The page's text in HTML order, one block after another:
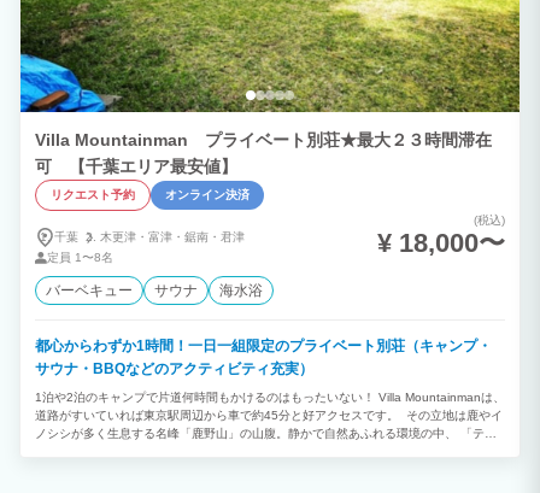
能（最大4名） バレルサウナ 整いチェア 水風呂（ポータブル浴槽一人１槽） サウ
ナポンチョ、セルフロウリュ ※サウナポンチョを用意しておりますが、屋外のため水
着をご持参ください ＊＊＊＊＊③釣り竿レンタル＊＊＊＊＊ レンタル料1000円/ 釣
り竿、サビキ釣り仕掛け、バケツ エサ（オキアミ）1パック1000円 その他の特記事項
・駐車場あり ・Wi-Fiあり ・室内禁煙（電子たばこ含）
Villa Mountainman プライベート別荘★最大２３時間滞在
可 【千葉エリア最安値】
リクエスト予約 オンライン決済
千葉 木更津・ 富津・ 鋸南・ 君津
定員 1〜8名
(税込)
¥ 18,000〜
バーベキュー サウナ 海水浴
都心からわずか1時間！一日一組限定のプライベート別荘（キャンプ・
サウナ・BBQなどのアクティビティ充実）
1泊や2泊のキャンプで片道何時間もかけるのはもったいない！ Villa Mountainmanは、
道路がすいていれば東京駅周辺から車で約45分と好アクセスです。 その立地は鹿やイ
ノシシが多く生息する名峰「鹿野山」の山腹。静かで自然あふれる環境の中、 「テン